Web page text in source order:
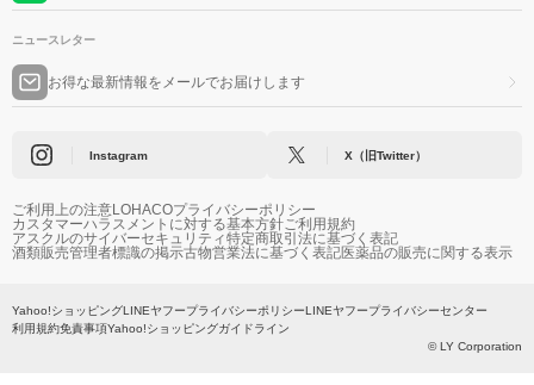
ニュースレター
お得な最新情報をメールでお届けします
Instagram X（旧Twitter）
ご利用上の注意LOHACOプライバシーポリシー
カスタマーハラスメントに対する基本方針ご利用規約
アスクルのサイバーセキュリティ特定商取引法に基づく表記
酒類販売管理者標識の掲示古物営業法に基づく表記医薬品の販売に関する表示
Yahoo!ショッピングLINEヤフープライバシーポリシーLINEヤフープライバシーセンター
利用規約免責事項Yahoo!ショッピングガイドライン
© LY Corporation